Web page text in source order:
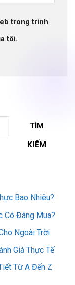
trong trình
tôi.
TÌM
KIẾM
Bao Nhiêu?
Có Đáng Mua?
Ngoài Trời
Giá Thực Tế
Từ A Đến Z